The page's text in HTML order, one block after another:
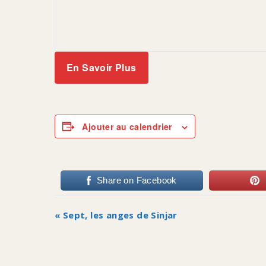
En Savoir Plus
Ajouter au calendrier
Share on Facebook
Navigation
« Sept, les anges de Sinjar